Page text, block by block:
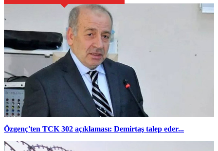
Özgenç'ten TCK 302 açıklaması: Demirtaş talep eder...